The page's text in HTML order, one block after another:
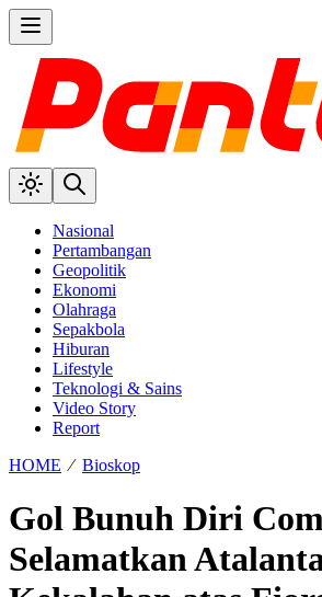
Nasional
Pertambangan
Geopolitik
Ekonomi
Olahraga
Sepakbola
Hiburan
Lifestyle
Teknologi & Sains
Video Story
Report
HOME ⁄ Bioskop
Gol Bunuh Diri
Selamatkan